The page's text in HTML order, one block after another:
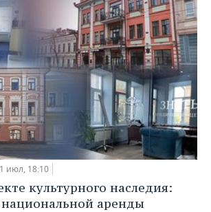
июл, 18:10
культурного наследия:
аренды